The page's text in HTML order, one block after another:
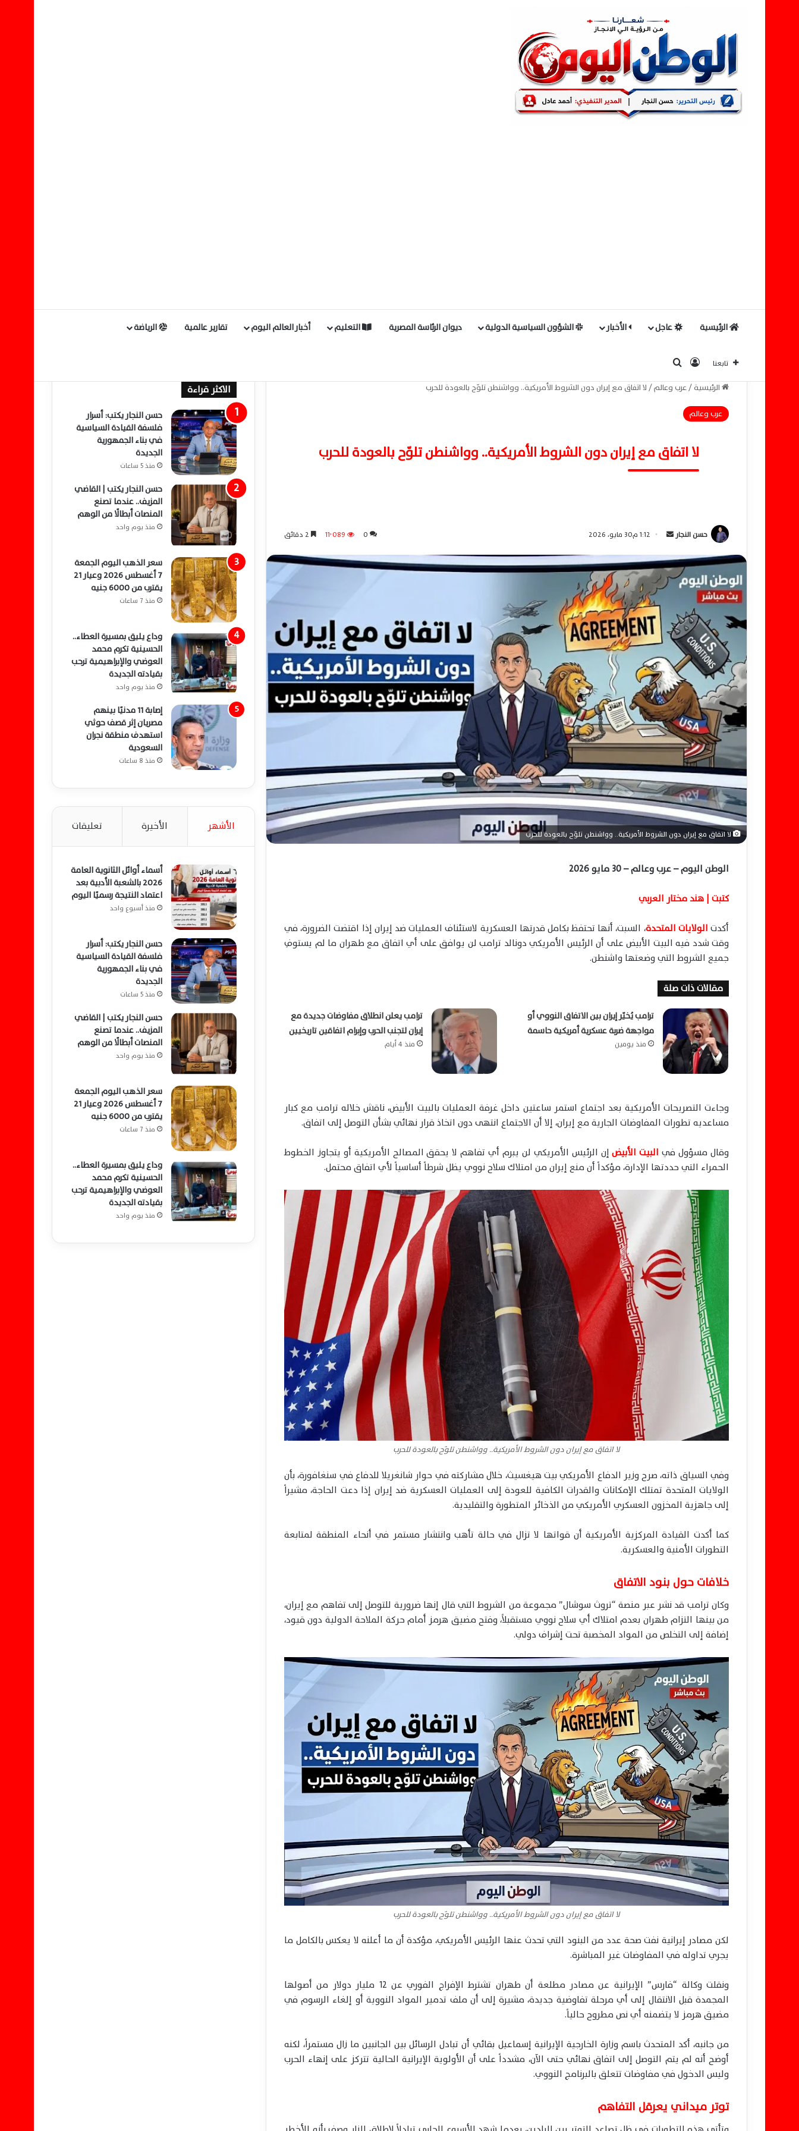
الرئيسية عاجل الأخبار الشؤون السياسية الدولية ديوان الرئاسة المصرية التعليم أخبار العالم اليوم تقارير عالمية الرياضة
تابعنا تسجيل الدخول
الرئيسية/عرب وعالم/لا اتفاق مع إيران دون الشروط الأمريكية.. وواشنطن تلوّح بالعودة للحرب
عرب وعالم
لا اتفاق مع إيران دون الشروط الأمريكية.. وواشنطن تلوّح بالعودة للحرب
حسن النجار
س
ل
ب
د
إ
ل
ك
ت
ر
و
ن
ي
1:12 م30 مايو، 2026 0 11٬089
لا اتفاق مع إيران دون الشروط الأمريكية.. وواشنطن تلوّح بالعودة للحرب
الوطن اليوم – عرب وعالم – 30 مايو 2026
كتبت | هند مختار العربي
أكدت الولايات المتحدة، السبت، أنها تحتفظ بكامل قدرتها العسكرية لاستئناف العمليات ضد إيران إذا اقتضت الضرورة، في
وقت شدد فيه البيت الأبيض على أن الرئيس الأمريكي دونالد ترامب لن يوافق على أي اتفاق مع طهران ما لم يستوفِ
جميع الشروط التي وضعتها واشنطن.
مقالات ذات صلة
ترامب يُخيّر إيران بين الاتفاق النووي أو
مواجهة ضربة عسكرية أمريكية حاسمة
منذ يومين
ترامب يعلن انطلاق مفاوضات جديدة مع
إيران لتجنب الحرب وإبرام اتفاقين تاريخيين
منذ 4 أيام
وجاءت التصريحات الأمريكية بعد اجتماع استمر ساعتين داخل غرفة العمليات بالبيت الأبيض، ناقش خلاله ترامب مع كبار
مساعديه تطورات المفاوضات الجارية مع إيران، إلا أن الاجتماع انتهى دون اتخاذ قرار نهائي بشأن التوصل إلى اتفاق.
وقال مسؤول فيالبيت الأبيض إن الرئيس الأمريكي لن يبرم أي تفاهم لا يحقق المصالح الأمريكية أو يتجاوز الخطوط
الحمراء التي حددتها الإدارة، مؤكداً أن منع إيران من امتلاك سلاح نووي يظل شرطاً أساسياً لأي اتفاق محتمل.
لا اتفاق مع إيران دون الشروط الأمريكية.. وواشنطن تلوّح بالعودة للحرب
وفي السياق ذاته، صرح وزير الدفاع الأمريكي بيت هيغسيث، خلال مشاركته في حوار شانغريلا للدفاع في سنغافورة، بأن
الولايات المتحدة تمتلك الإمكانات والقدرات الكافية للعودة إلى العمليات العسكرية ضد إيران إذا دعت الحاجة، مشيراً
إلى جاهزية المخزون العسكري الأمريكي من الذخائر المتطورة والتقليدية.
كما أكدت القيادة المركزية الأمريكية أن قواتها لا تزال في حالة تأهب وانتشار مستمر في أنحاء المنطقة لمتابعة
التطورات الأمنية والعسكرية.
خلافات حول بنود الاتفاق
وكان ترامب قد نشر عبر منصة “تروث سوشال” مجموعة من الشروط التي قال إنها ضرورية للتوصل إلى تفاهم مع إيران،
من بينها التزام طهران بعدم امتلاك أي سلاح نووي مستقبلاً، وفتح مضيق هرمز أمام حركة الملاحة الدولية دون قيود،
إضافة إلى التخلص من المواد المخصبة تحت إشراف دولي.
لا اتفاق مع إيران دون الشروط الأمريكية.. وواشنطن تلوّح بالعودة للحرب
لكن مصادر إيرانية نفت صحة عدد من البنود التي تحدث عنها الرئيس الأمريكي، مؤكدة أن ما أعلنه لا يعكس بالكامل ما
يجري تداوله في المفاوضات غير المباشرة.
ونقلت وكالة “فارس” الإيرانية عن مصادر مطلعة أن طهران تشترط الإفراج الفوري عن 12 مليار دولار من أصولها
المجمدة قبل الانتقال إلى أي مرحلة تفاوضية جديدة، مشيرة إلى أن ملف تدمير المواد النووية أو إلغاء الرسوم في
مضيق هرمز لا يتضمنه أي نص مطروح حالياً.
من جانبه، أكد المتحدث باسم وزارة الخارجية الإيرانية إسماعيل بقائي أن تبادل الرسائل بين الجانبين ما زال مستمراً، لكنه
أوضح أنه لم يتم التوصل إلى اتفاق نهائي حتى الآن، مشدداً على أن الأولوية الإيرانية الحالية تتركز على إنهاء الحرب
وليس الدخول في مفاوضات تتعلق بالبرنامج النووي.
توتر ميداني يعرقل التفاهم
الاكثر قراءة
حسن النجار يكتب: أسرار
فلسفة القيادة السياسية
في بناء الجمهورية
الجديدة
منذ 5 ساعات
حسن النجار يكتب | القاضي
المزيف.. عندما تصنع
المنصات أبطالًا من الوهم
منذ يوم واحد
سعر الذهب اليوم الجمعة
7 أغسطس 2026 وعيار 21
يقترب من 6000 جنيه
منذ 7 ساعات
وداع يليق بمسيرة العطاء..
الحسينية تكرم محمد
العوضي والإبراهيمية ترحب
بقيادته الجديدة
منذ يوم واحد
إصابة 11 مدنيًا بينهم
مصريان إثر قصف حوثي
استهدف منطقة نجران
السعودية
منذ 8 ساعات
الأشهر الأخيرة تعليقات
أسماء أوائل الثانوية العامة
2026 بالشعبة الأدبية بعد
اعتماد النتيجة رسميًا اليوم
منذ أسبوع واحد
حسن النجار يكتب: أسرار
فلسفة القيادة السياسية
في بناء الجمهورية
الجديدة
منذ 5 ساعات
حسن النجار يكتب | القاضي
المزيف.. عندما تصنع
المنصات أبطالًا من الوهم
منذ يوم واحد
سعر الذهب اليوم الجمعة
7 أغسطس 2026 وعيار 21
يقترب من 6000 جنيه
منذ 7 ساعات
وداع يليق بمسيرة العطاء..
الحسينية تكرم محمد
العوضي والإبراهيمية ترحب
بقيادته الجديدة
منذ يوم واحد